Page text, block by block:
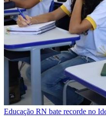
Educação RN bate recorde no